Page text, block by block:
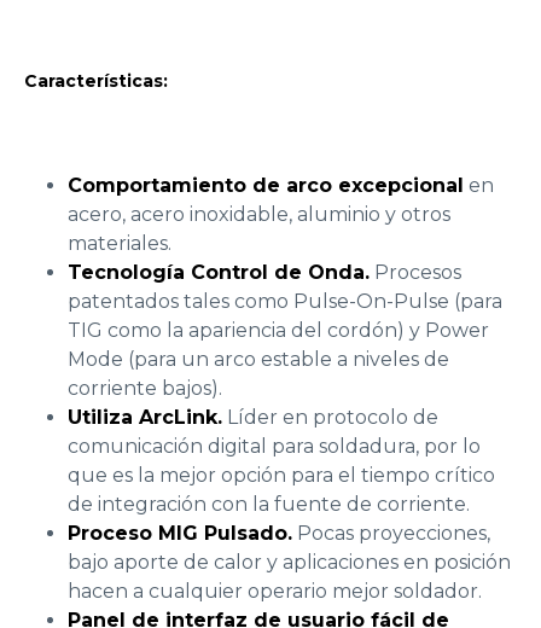
Características:
Comportamiento de arco excepcional en
acero, acero inoxidable, aluminio y otros
materiales.
Tecnología Control de Onda. Procesos
patentados tales como Pulse-On-Pulse (para
TIG como la apariencia del cordón) y Power
Mode (para un arco estable a niveles de
corriente bajos).
Utiliza ArcLink. Líder en protocolo de
comunicación digital para soldadura, por lo
que es la mejor opción para el tiempo crítico
de integración con la fuente de corriente.
Proceso MIG Pulsado. Pocas proyecciones,
bajo aporte de calor y aplicaciones en posición
hacen a cualquier operario mejor soldador.
Panel de interfaz de usuario fácil de